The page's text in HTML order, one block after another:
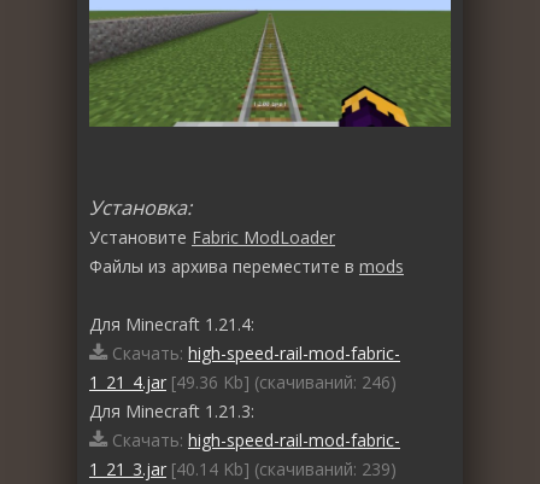
Установка:
Установите Fabric ModLoader
Файлы из архива переместите в mods
Для Minecraft 1.21.4:
Скачать: high-speed-rail-mod-fabric-
1_21_4.jar [49.36 Kb] (cкачиваний: 246)
Для Minecraft 1.21.3:
Скачать: high-speed-rail-mod-fabric-
1_21_3.jar [40.14 Kb] (cкачиваний: 239)